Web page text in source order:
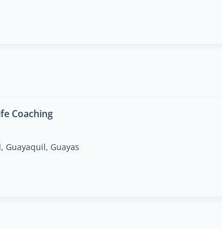
Coaching
Guayaquil, Guayas